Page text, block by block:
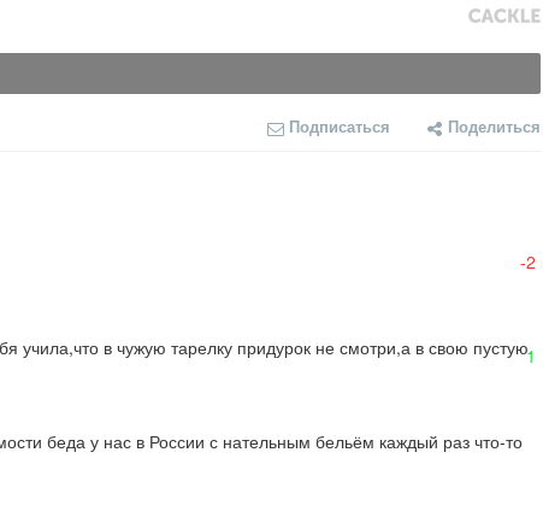
Подписаться Поделиться
-2
в чужую тарелку придурок не смотри,а в свою пустую.
1
беда у нас в России с нательным бельём каждый раз что-то